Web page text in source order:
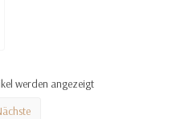
werden angezeigt